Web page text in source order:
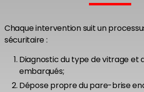
Chaque intervention suit un
sécuritaire :
Diagnostic du type de vitrage et
embarqués;
Dépose propre du pare-brise